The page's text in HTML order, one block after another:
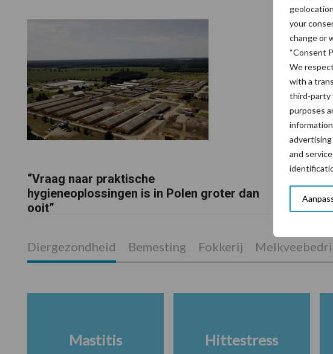
your
change or
“Consent
We
with a
third-party
purposes
and
“Vraag naar praktische
hygieneoplossingen is in Polen groter dan
ooit”
Diergezondheid Bemesting Fokkerij
Mastitis Hittestress